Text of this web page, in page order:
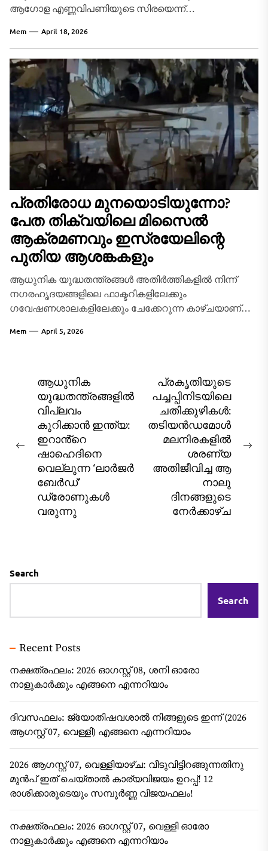
ആഗോള എണ്ണവിപണിയുടെ സിരയെന്ന്
വീണ്ടും തുറന്നുകൊടുത്തതോടെ ലോക
സമ്പദ്‌വ്യവസ്ഥയിൽ പടർന്നിരുന്ന കരിനിഴൽ ഒരല്പം
മാഞ്ഞു...
Mem April 18, 2026
പ്രതിരോധ മുനയൊടിയുന്നോ?
പേത തിക്വയിലെ മിസൈൽ
ആക്രമണവും ഇസ്രയേലിന്റെ
പുതിയ ആശങ്കകളും
ആധുനിക യുദ്ധതന്ത്രങ്ങൾ അതിർത്തികളിൽ നിന്ന്
നഗരഹൃദയങ്ങളിലെ ഫാക്ടറികളിലേക്കും
ഗവേഷണശാലകളിലേക്കും ചേക്കേറുന്ന കാഴ്ചയാണ്
തമ്മിലുള്ള നേരിട്ടുള്ള ഏറ്റുമുട്ടലിനേക്കാൾ ഉപരിയായി
Mem April 5, 2026
Post
navigation
Previous
post:
ആധുനിക
യുദ്ധതന്ത്രങ്ങളിൽ
വിപ്ലവം
കുറിക്കാൻ ഇന്ത്യ:
ഇറാൻ്റെ
ഷാഹെദിനെ
വെല്ലുന്ന ‘ലാർജർ
ബേർഡ്’
ഡ്രോണുകൾ
വരുന്നു
പ്രകൃതിയുടെ
പച്ചപ്പിനിടയിലെ
ചതിക്കുഴികൾ:
തടിയൻഡമോൾ
മലനിരകളിൽ
ശരണ്യ
അതിജീവിച്ച ആ
നാലു
ദിനങ്ങളുടെ
നേർക്കാഴ്ച
Search
Search
Recent Posts
നക്ഷത്രഫലം: 2026 ഓഗസ്റ്റ് 08, ശനി ഓരോ
നാളുകാർക്കും എങ്ങനെ എന്നറിയാം
ദിവസഫലം: ജ്യോതിഷവശാൽ നിങ്ങളുടെ ഇന്ന്‌ (2026
ആഗസ്റ്റ് 07, വെള്ളി) എങ്ങനെ എന്നറിയാം
2026 ആഗസ്റ്റ് 07, വെള്ളിയാഴ്ച: വീടുവിട്ടിറങ്ങുന്നതിനു
മുൻപ് ഇത് ചെയ്താൽ കാര്യവിജയം ഉറപ്പ്! 12
രാശിക്കാരുടെയും സമ്പൂർണ്ണ വിജയഫലം!
നക്ഷത്രഫലം: 2026 ഓഗസ്റ്റ് 07, വെള്ളി ഓരോ
നാളുകാർക്കും എങ്ങനെ എന്നറിയാം